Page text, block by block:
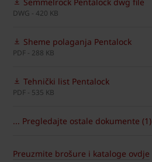
Semmelrock Pentalock dwg file
DWG - 420 KB
Sheme polaganja Pentalock
PDF - 288 KB
Tehnički list Pentalock
PDF - 535 KB
... Pregledajte ostale dokumente (1)
Preuzmite brošure i kataloge ovdje